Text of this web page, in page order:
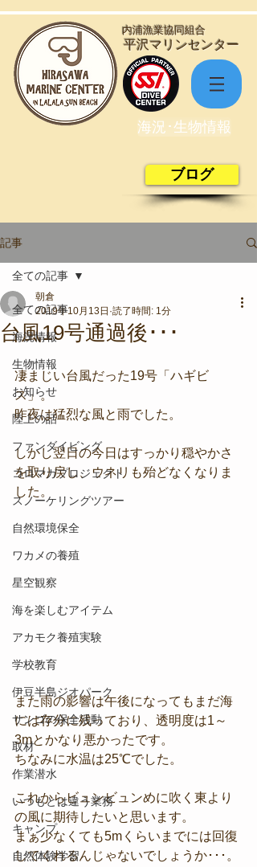
​平沢マリンセンター
​内浦漁業協同組合
海況･生物情報
ブログ
記事
全ての記事
海況情報
生物情報
お知らせ
陸上の話
ファンダイビング
コロマガプロジェクト
スノーケリングツアー
自然環境保全
ワカメの養殖
星空観察
海を楽しむアイテム
アカモク養殖実験
学校教育
伊豆半島ジオパーク
サンゴの保全活動
取材
作業潜水
いつもとは違う業務
キャンプ
自然体験学習
全ての記事
台風19号通過後･･･
朝倉
2019年10月13日 読了時間: 1分
凄まじい台風だった19号「ハギビ
ス」。
昨夜は猛烈な風と雨でした。
しかし翌日の今日はすっかり穏やかさ
を取り戻し、ウネリも殆どなくなりま
した。
また雨の影響は午後になってもまだ海
には存分に残っており、透明度は1～
3mとかなり悪かったです。
ちなみに水温は25℃でした。
これからビュンビュンめに吹く東より
の風に期待したいと思います。
まぁ少なくても5mくらいまでには回復
してくれるんじゃないでしょうか･･･。